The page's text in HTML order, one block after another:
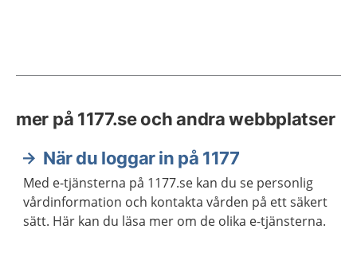
mer på 1177.se och andra webbplatser
När du loggar in på 1177
Med e-tjänsterna på 1177.se kan du se personlig
vårdinformation och kontakta vården på ett säkert
sätt. Här kan du läsa mer om de olika e-tjänsterna.